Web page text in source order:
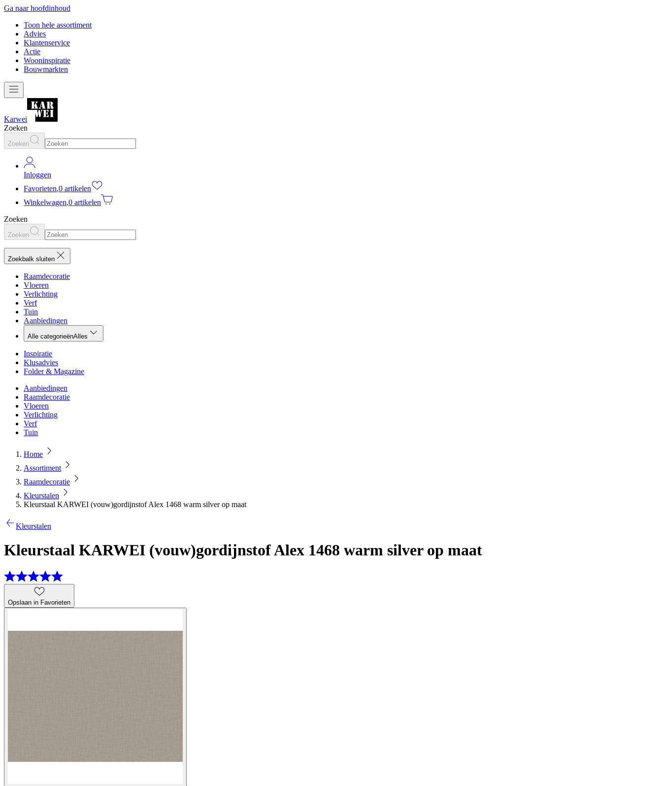
Ga naar hoofdinhoud
Toon hele assortiment
Advies
Klantenservice
Actie
Wooninspiratie
Bouwmarkten
Karwei
Zoeken
Zoeken
Inloggen
Favorieten,0 artikelen
Winkelwagen,0 artikelen
Zoeken
Zoeken
Zoekbalk sluiten
Raamdecoratie
Vloeren
Verlichting
Verf
Tuin
Aanbiedingen
Alle categorieënAlles
Inspiratie
Klusadvies
Folder & Magazine
Aanbiedingen
Raamdecoratie
Vloeren
Verlichting
Verf
Tuin
Home
Assortiment
Raamdecoratie
Kleurstalen
Kleurstaal KARWEI (vouw)gordijnstof Alex 1468 warm silver op maat
Kleurstalen
Kleurstaal KARWEI (vouw)gordijnstof Alex 1468 warm silver op maat
Opslaan in Favorieten